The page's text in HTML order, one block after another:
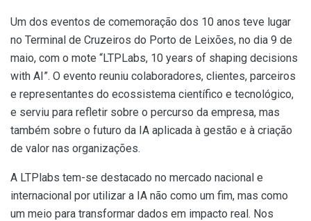
Um dos eventos de comemoração dos 10 anos teve lugar
no Terminal de Cruzeiros do Porto de Leixões, no dia 9 de
maio, com o mote “LTPLabs, 10 years of shaping decisions
with AI”. O evento reuniu colaboradores, clientes, parceiros
e representantes do ecossistema científico e tecnológico,
e serviu para refletir sobre o percurso da empresa, mas
também sobre o futuro da IA aplicada à gestão e à criação
de valor nas organizações.
A LTPlabs tem-se destacado no mercado nacional e
internacional por utilizar a IA não como um fim, mas como
um meio para transformar dados em impacto real. Nos